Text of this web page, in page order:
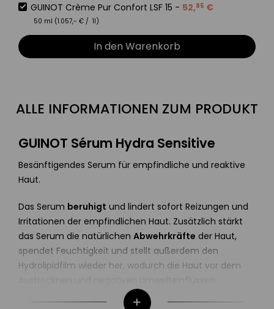
GUINOT Crème Pur Confort LSF 15 - 52,85 €
50 ml (1.057,- € / 1l)
In den Warenkorb
ALLE INFORMATIONEN ZUM PRODUKT
GUINOT Sérum Hydra Sensitive
Besänftigendes Serum für empfindliche und reaktive
Haut.
Das Serum beruhigt und lindert sofort Reizungen und
Irritationen der empfindlichen Haut. Zusätzlich stärkt
das Serum die natürlichen Abwehrkräfte der Haut,
spendet Feuchtigkeit und stellt außerdem den
Hydrolipidfilm wieder her, wodurch die Haut vor dem